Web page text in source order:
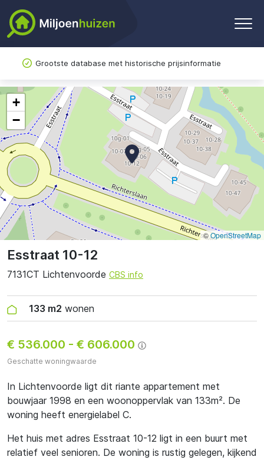
Grootste database met historische prijsinformatie
Esstraat 10-12
7131CT Lichtenvoorde CBS info
133 m2 wonen
€ 536.000 - € 606.000
Geschatte woningwaarde
In Lichtenvoorde ligt dit riante appartement met
bouwjaar 1998 en een woonoppervlak van 133m². De
woning heeft energielabel C.
Het huis met adres Esstraat 10-12 ligt in een buurt met
relatief veel senioren. De woning is rustig gelegen, kijkend
+
−
©OpenStreetMap